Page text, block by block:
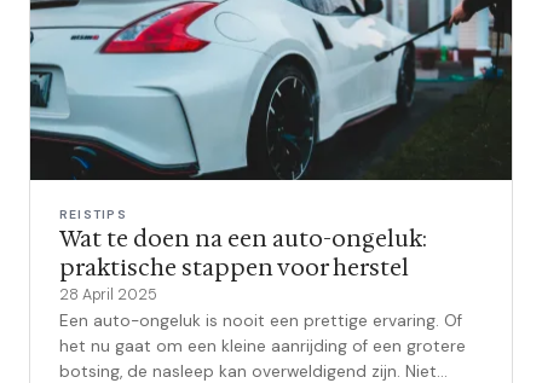
REISTIPS
Wat te doen na een auto-ongeluk:
praktische stappen voor herstel
28 April 2025
Een auto-ongeluk is nooit een prettige ervaring. Of
het nu gaat om een kleine aanrijding of een grotere
botsing, de nasleep kan overweldigend zijn. Niet